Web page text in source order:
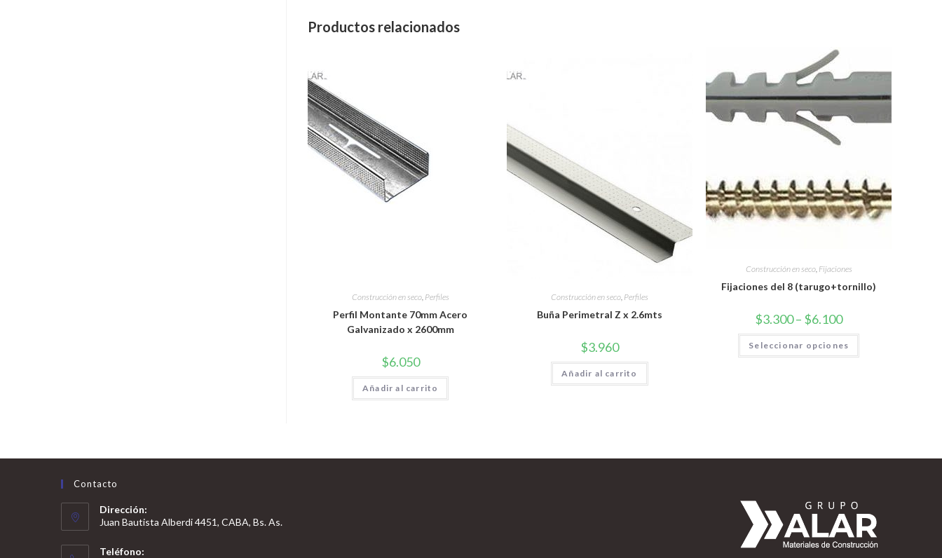
Productos relacionados
Construcción en seco, Perfiles
Perfil Montante 70mm Acero
Galvanizado x 2600mm
$6.050
Añadir al carrito
Construcción en seco, Perfiles
Buña Perimetral Z x 2.6mts
$3.960
Añadir al carrito
Construcción en seco, Fijaciones
Fijaciones del 8 (tarugo+tornillo)
$3.300– $6.100
Seleccionar opciones
Contacto
Dirección:
Juan Bautista Alberdi 4451, CABA, Bs. As.
Teléfono: